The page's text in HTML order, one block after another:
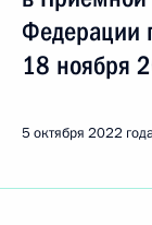
Федерации
18 ноября
5 октября 2022